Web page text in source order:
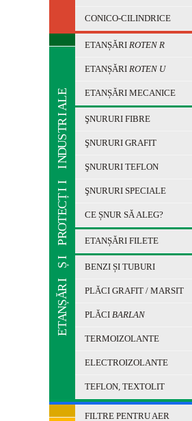
CONICO-CILINDRICE
E
L
A
I
R
T
S
U
D
N
I
I
I
Ț
C
E
T
O
R
P
I
Ș
I
R
Ă
Ș
N
A
T
E
ETANȘĂRI ROTEN R
ETANȘĂRI ROTEN U
ETANȘĂRI MECANICE
ŞNURURI FIBRE
ŞNURURI GRAFIT
ŞNURURI TEFLON
ŞNURURI SPECIALE
CE ȘNUR SĂ ALEG?
ETANȘĂRI FILETE
BENZI ȘI TUBURI
PLĂCI GRAFIT / MARSIT
PLĂCI BARLAN
TERMOIZOLANTE
ELECTROIZOLANTE
TEFLON, TEXTOLIT
FILTRE PENTRU AER